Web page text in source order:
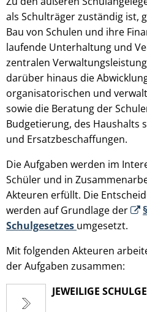
als Schulträger zuständig ist,
Bau von Schulen und ihre
laufende Unterhaltung und
zentralen
darüber hinaus die
organisatorischen und
sowie die Beratung der
Budgetierung, des Haushalts
und Ersatzbeschaffungen.
Die Aufgaben werden im
Schüler und in
Akteuren erfüllt. Die
werden auf Grundlage der
Schulgesetzes umgesetzt.
Mit folgenden Akteuren
der Aufgaben zusammen:
JEWEILIGE